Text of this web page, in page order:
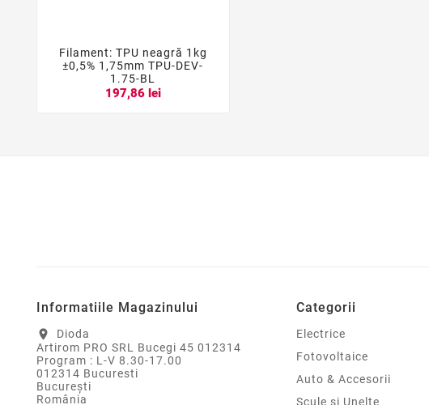
  
Filament: TPU neagră 1kg
±0,5% 1,75mm TPU-DEV-
1.75-BL
197,86 lei
Informatiile Magazinului
location_on
Dioda
Artirom PRO SRL Bucegi 45 012314
Program : L-V 8.30-17.00
012314 Bucuresti
Bucureşti
România
Categorii
Electrice
Fotovoltaice
Auto & Accesorii
Scule si Unelte